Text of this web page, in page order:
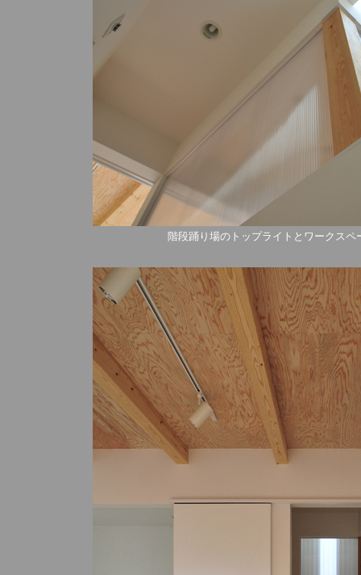
階段踊り場のトップライトとワークスペ